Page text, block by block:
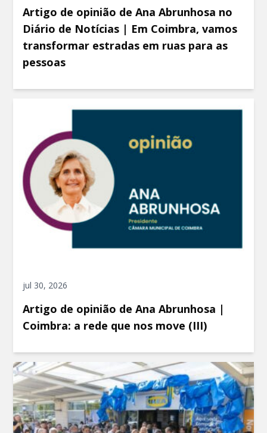
Artigo de opinião de Ana Abrunhosa no
Diário de Notícias | Em Coimbra, vamos
transformar estradas em ruas para as
pessoas
jul 30, 2026
Artigo de opinião de Ana Abrunhosa |
Coimbra: a rede que nos move (III)